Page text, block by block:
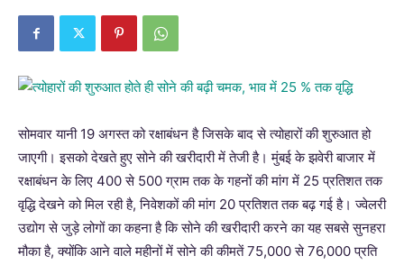
सोमवार यानी 19 अगस्त को रक्षाबंधन है जिसके बाद से त्योहारों की शुरुआत हो
जाएगी। इसको देखते हुए सोने की खरीदारी में तेजी है। मुंबई के झवेरी बाजार में
रक्षाबंधन के लिए 400 से 500 ग्राम तक के गहनों की मांग में 25 प्रतिशत तक
वृद्धि देखने को मिल रही है, निवेशकों की मांग 20 प्रतिशत तक बढ़ गई है। ज्वेलरी
उद्योग से जुड़े लोगों का कहना है कि सोने की खरीदारी करने का यह सबसे सुनहरा
मौका है, क्योंकि आने वाले महीनों में सोने की कीमतें 75,000 से 76,000 प्रति